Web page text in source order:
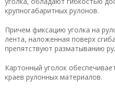
крупногабаритных рулонов.
Причем фиксацию уголка на
лента, наложенная поверх
препятствуют разматыванию
Картонный уголок
краев рулонных материалов.